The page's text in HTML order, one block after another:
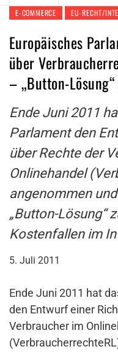
E-COMMERCE EU-RECHT/
Europäisches
über
– „Button-
Ende Juni 2011
Parlament den
über Rechte der
Onlinehandel
angenommen
„Button-Lösung“
Kostenfallen im
5. Juli 2011
Ende Juni 2011 hat
den Entwurf einer
Verbraucher im